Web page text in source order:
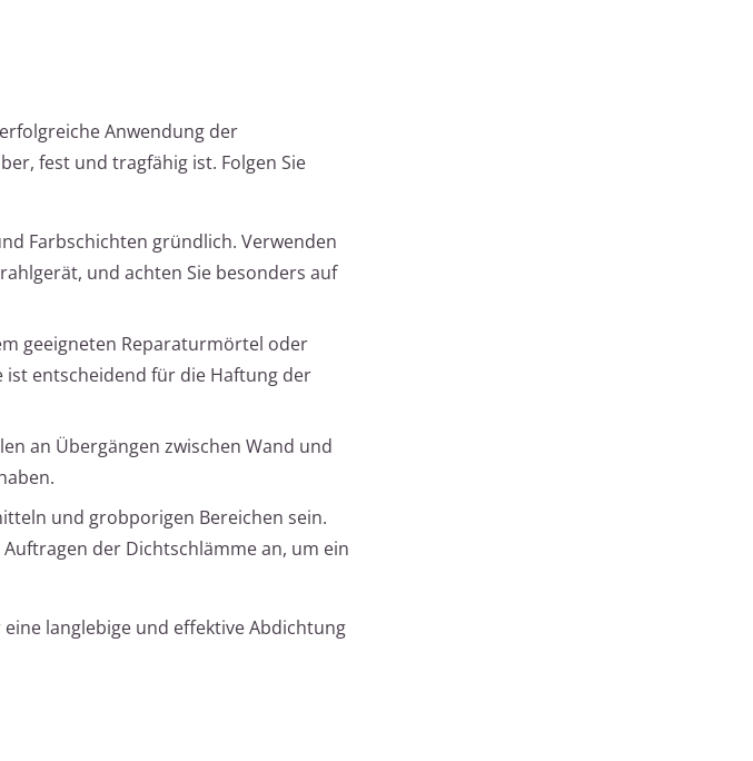
Anwendung der
fest und tragfähig ist. Folgen Sie
Farbschichten gründlich. Verwenden
und achten Sie besonders auf
geeigneten Reparaturmörtel oder
ist entscheidend für die Haftung der
an Übergängen zwischen Wand und
und grobporigen Bereichen sein.
der Dichtschlämme an, um ein
langlebige und effektive Abdichtung